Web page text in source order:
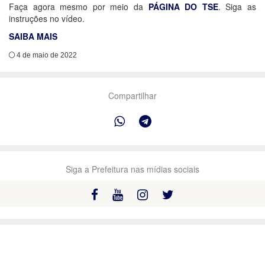
Faça agora mesmo por meio da PÁGINA DO TSE. Siga as
instruções no vídeo.
SAIBA MAIS
4 de maio de 2022
Compartilhar
Siga a Prefeitura nas mídias sociais